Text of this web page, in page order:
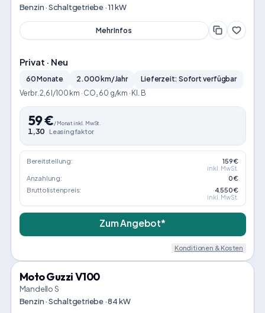
Benzin · Schaltgetriebe · 11 kW
Mehr Infos
Privat · Neu
60 Monate 2.000 km/Jahr
Lieferzeit: Sofort verfügbar
Verbr. 2,6 l/100 km · CO₂ 60 g/km · Kl. B
59€/Monat inkl. MwSt.
1,30 Leasingfaktor
Bereitstellung: 159 €
inkl. MwSt.
Anzahlung:
0 €
Bruttolistenpreis:
4.550 €
inkl. MwSt.
Zum Angebot*
Konditionen & Kosten
Moto Guzzi V100
Mandello S
Benzin · Schaltgetriebe · 84 kW